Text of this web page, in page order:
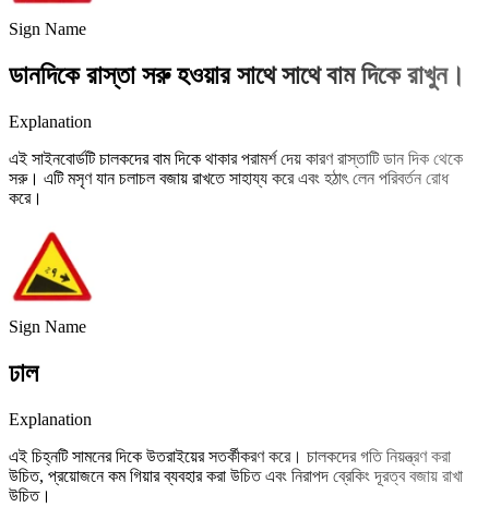
Sign Name
ডানদিকে রাস্তা সরু হওয়ার সাথে সাথে বাম দিকে রাখুন।
Explanation
এই সাইনবোর্ডটি চালকদের বাম দিকে থাকার পরামর্শ দেয় কারণ রাস্তাটি ডান দিক থেকে
সরু। এটি মসৃণ যান চলাচল বজায় রাখতে সাহায্য করে এবং হঠাৎ লেন পরিবর্তন রোধ
করে।
Sign Name
ঢাল
Explanation
এই চিহ্নটি সামনের দিকে উতরাইয়ের সতর্কীকরণ করে। চালকদের গতি নিয়ন্ত্রণ করা
উচিত, প্রয়োজনে কম গিয়ার ব্যবহার করা উচিত এবং নিরাপদ ব্রেকিং দূরত্ব বজায় রাখা
উচিত।